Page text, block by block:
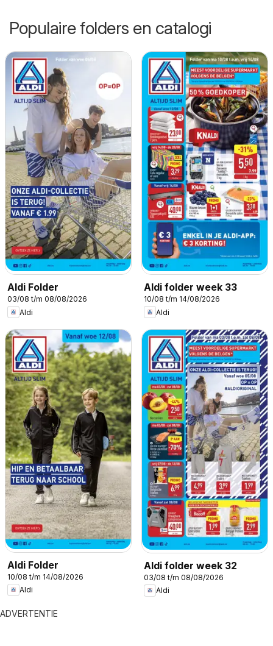
Populaire folders en catalogi
Aldi Folder
03/08 t/m 08/08/2026
Aldi
Aldi folder week 33
10/08 t/m 14/08/2026
Aldi
Aldi Folder
10/08 t/m 14/08/2026
Aldi
Aldi folder week 32
03/08 t/m 08/08/2026
Aldi
ADVERTENTIE